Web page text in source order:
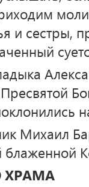
и сестры,
Михаил
ХРАМА